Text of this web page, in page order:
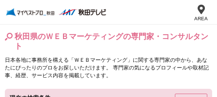
AREA
秋田県のＷＥＢマーケティングの専門家・コンサルタン
ト
日本各地に事務所を構える「ＷＥＢマーケティング」に関する専門家の中から、あな
たにぴったりのプロをお探しいただけます。 専門家の気になるプロフィールや取材記
事、経歴、サービス内容を掲載しています。